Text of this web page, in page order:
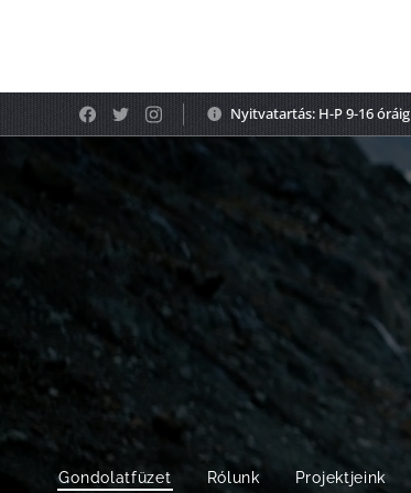
Nyitvatartás: H-P 9-16 óráig
Gondolatfüzet Rólunk Projektjeink